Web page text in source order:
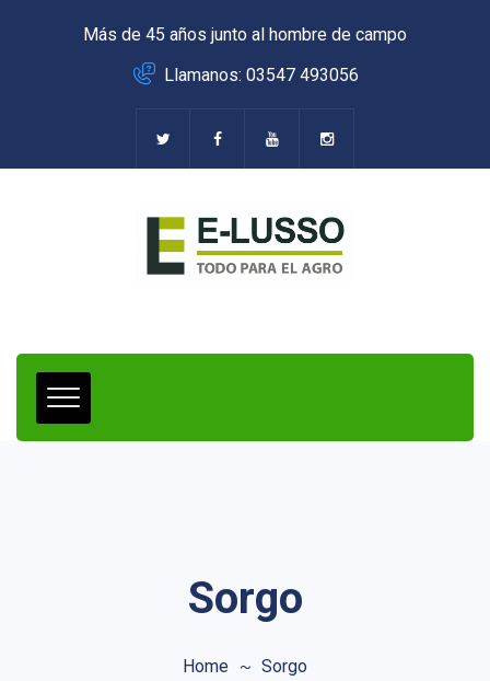
Más de 45 años junto al hombre de campo
Llamanos: 03547 493056
Sorgo
Home Sorgo